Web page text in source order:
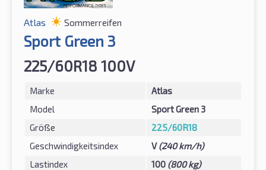
Atlas Sommerreifen
Sport Green 3
225/60R18 100V
Marke
Atlas
Model
Sport Green 3
Größe
225/60R18
Geschwindigkeitsindex
V(240 km/h)
Lastindex
100 (800 kg)